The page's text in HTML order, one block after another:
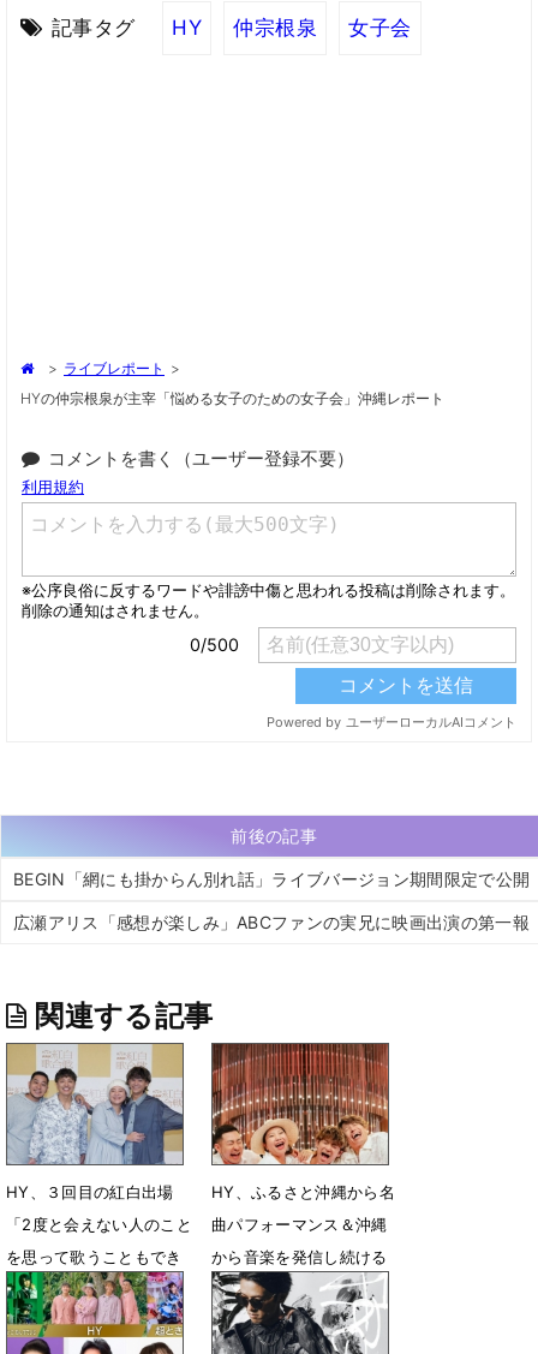
記事タグ HY 仲宗根泉 女子会
> ライブレポート >
HYの仲宗根泉が主宰「悩める女子のための女子会」沖縄レポート
コメントを書く（ユーザー登録不要）
前後の記事
BEGIN「網にも掛からん別れ話」ライブバージョン期間限定で公開
広瀬アリス「感想が楽しみ」ABCファンの実兄に映画出演の第一報
関連する記事
HY、３回目の紅白出場
「2度と会えない人のこと
を思って歌うこともでき
る」名曲「366日」の変
化
HY、ふるさと沖縄から名
曲パフォーマンス＆沖縄
から音楽を発信し続ける
理由に迫る
6月24日 17時00分